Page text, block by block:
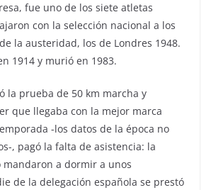
fue uno de los siete atletas
con la selección nacional a los
la austeridad, los de Londres 1948.
1914 y murió en 1983.
la prueba de 50 km marcha y
que llegaba con la mejor marca
-los datos de la época no
, pagó la falta de asistencia: la
a dormir a unos
de la delegación española se prestó